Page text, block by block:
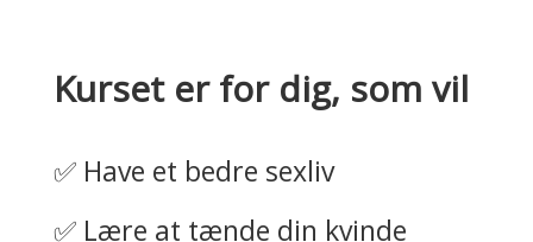
Kurset er for dig, som vil
✅ Have et bedre sexliv
✅ Lære at tænde din kvinde